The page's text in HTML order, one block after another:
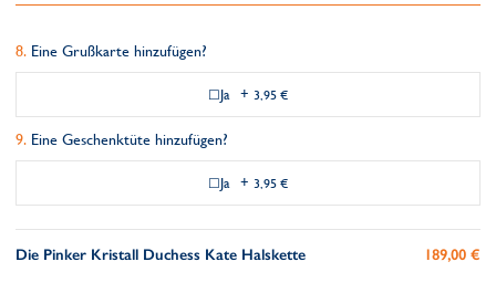
Eine Grußkarte hinzufügen?
Ja + 3,95 €
Eine Geschenktüte hinzufügen?
Ja + 3,95 €
Die Pinker Kristall Duchess Kate Halskette 189,00 €